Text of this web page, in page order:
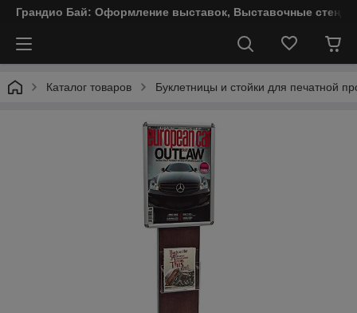
Грандио Бай: Оформление выставок, Выставочные
Каталог товаров Буклетницы и стойки для печатной